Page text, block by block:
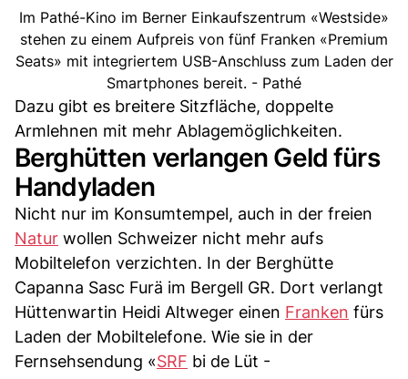
Im Pathé-Kino im Berner Einkaufszentrum «Westside»
stehen zu einem Aufpreis von fünf Franken «Premium
Seats» mit integriertem USB-Anschluss zum Laden der
Smartphones bereit. - Pathé
Dazu gibt es breitere Sitzfläche, doppelte
Armlehnen mit mehr Ablagemöglichkeiten.
Berghütten verlangen Geld fürs
Handyladen
Nicht nur im Konsumtempel, auch in der freien
Natur wollen Schweizer nicht mehr aufs
Mobiltelefon verzichten. In der Berghütte
Capanna Sasc Furä im Bergell GR. Dort verlangt
Hüttenwartin Heidi Altweger einen Franken fürs
Laden der Mobiltelefone. Wie sie in der
Fernsehsendung «SRF bi de Lüt -